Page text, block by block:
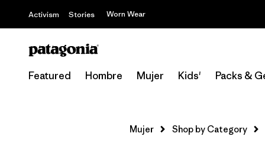
Activism Stories Worn Wear
Featured Hombre Mujer Kids' Packs &
Mujer Shop by Category